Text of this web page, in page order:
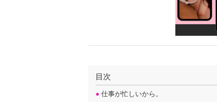
目次
● 仕事が忙しいから。